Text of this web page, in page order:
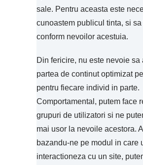
sale. Pentru aceasta este
cunoastem publicul tinta, si sa
conform nevoilor acestuia.
Din fericire, nu este nevoie sa
partea de continut optimizat
pentru fiecare individ in parte.
Comportamental, putem face
grupuri de utilizatori si ne
mai usor la nevoile acestora.
bazandu-ne pe modul in care
interactioneza cu un site,